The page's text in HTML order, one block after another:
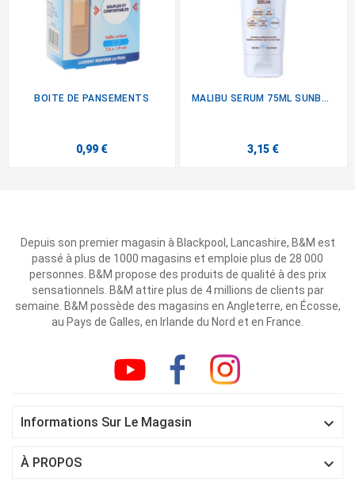
BOITE DE PANSEMENTS
0,99 €
MALIBU SERUM 75ML SUNBURN...
3,15 €
Depuis son premier magasin à Blackpool, Lancashire, B&M est
passé à plus de 1000 magasins et emploie plus de 28 000
personnes. B&M propose des produits de qualité à des prix
sensationnels. B&M attire plus de 4 millions de clients par
semaine. B&M possède des magasins en Angleterre, en Écosse,
au Pays de Galles, en Irlande du Nord et en France.
Informations Sur Le Magasin 
À PROPOS 